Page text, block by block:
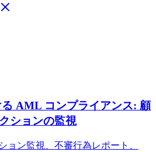
AML コンプライアンス: 顧
ションの監視
ン監視、不審行為レポート、